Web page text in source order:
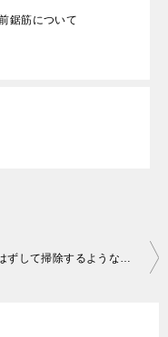
鋸筋について